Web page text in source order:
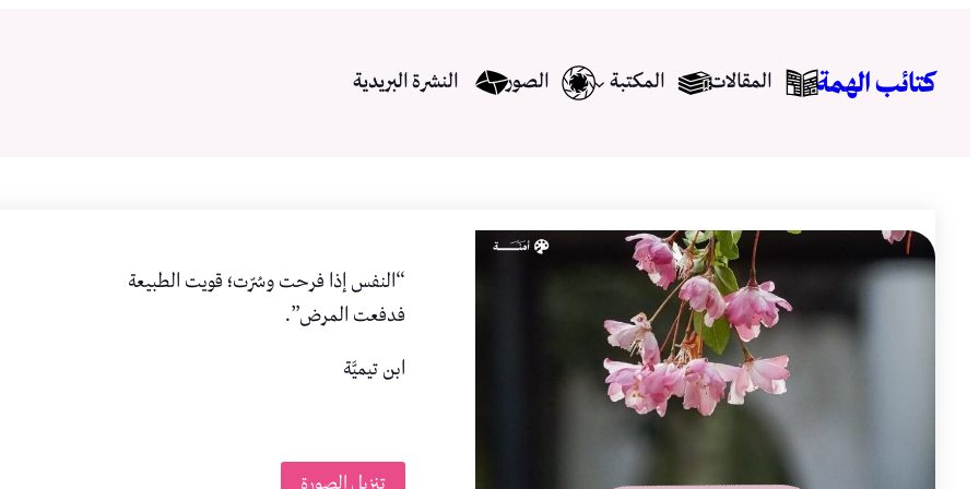
المحتوىكتائب الهمة المقالات المكتبة الصور النشرة البريدية
“النفس إذا فرحت وسُرّت؛ قويت الطبيعة
فدفعت المرض”.
ابن تيميَّة
تنزيل الصورة